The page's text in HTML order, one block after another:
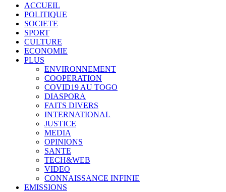
ACCUEIL
POLITIQUE
SOCIETE
SPORT
CULTURE
ECONOMIE
PLUS
ENVIRONNEMENT
COOPERATION
COVID19 AU TOGO
DIASPORA
FAITS DIVERS
INTERNATIONAL
JUSTICE
MEDIA
OPINIONS
SANTE
TECH&WEB
VIDEO
CONNAISSANCE INFINIE
EMISSIONS